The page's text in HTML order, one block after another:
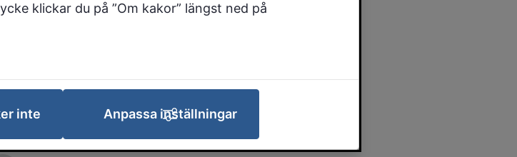
2026 startar arbetet med att
läge B på Danska vägen i
för kollektivtrafikresenärer.
klickar du på ”Om kakor” längst ned på
inte Anpassa inställningar